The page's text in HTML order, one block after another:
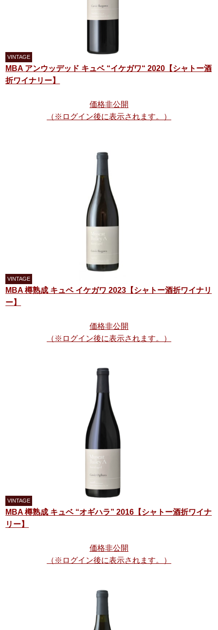
MBA アンウッデッド キュベ “イケガワ“ 2020【シャトー酒
折ワイナリー】
価格非公開
（※ログイン後に表示されます。）
MBA 樽熟成 キュベ イケガワ 2023【シャトー酒折ワイナリ
ー】
価格非公開
（※ログイン後に表示されます。）
MBA 樽熟成 キュベ “オギハラ” 2016【シャトー酒折ワイナ
リー】
価格非公開
（※ログイン後に表示されます。）